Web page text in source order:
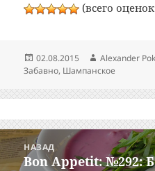
(всего
Опубликовано
02.08.2015 Автор
Alexander
Забавно, Шампанское
Навигация
по
НАЗАД
Предыдущая
Bon Appetit: №292: